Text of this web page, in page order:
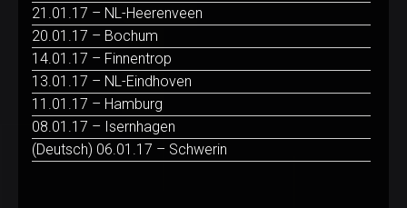
21.01.17 – NL-Heerenveen
20.01.17 – Bochum
14.01.17 – Finnentrop
13.01.17 – NL-Eindhoven
11.01.17 – Hamburg
08.01.17 – Isernhagen
(Deutsch) 06.01.17 – Schwerin